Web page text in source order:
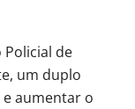
Policial de
um duplo
aumentar o